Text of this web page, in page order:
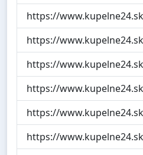
https://
https://
https://
https://
https://
https://